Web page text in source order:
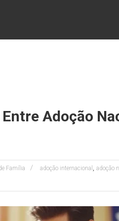
Adoção
Família adoção internacional , adoção